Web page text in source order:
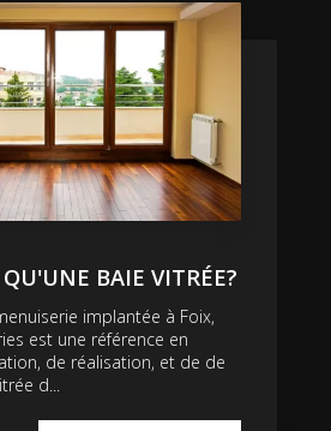
BAIE VITRÉE?
implantée à Foix,
est une référence en
de réalisation, et de de
d...